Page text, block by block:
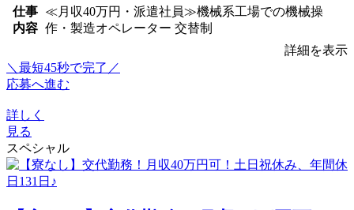
仕事
内容
≪月収40万円・派遣社員≫機械系工場での機械操
作・製造オペレーター 交替制
詳細を表示
＼最短45秒で完了／
応募へ進む
詳しく
見る
スペシャル